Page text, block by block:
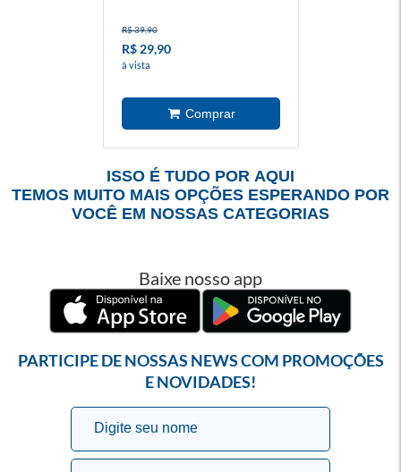
R$ 39,90
R$ 29,90
à vista
ISSO É TUDO POR AQUI
TEMOS MUITO MAIS OPÇÕES ESPERANDO POR
VOCÊ EM NOSSAS CATEGORIAS
Baixe nosso app
PARTICIPE DE NOSSAS NEWS COM PROMOÇÕES
E NOVIDADES!